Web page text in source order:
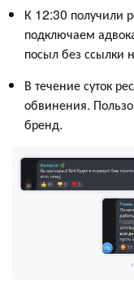
К 12:30 получили
подключаем
посыл без ссылки
В течение суток
обвинения.
бренд.